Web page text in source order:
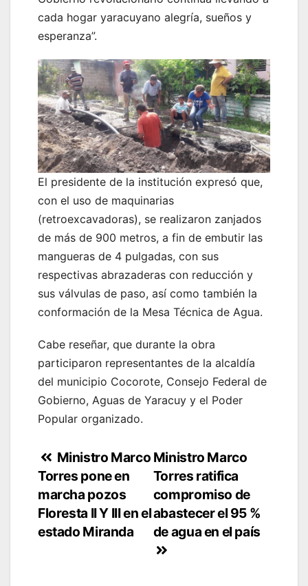
cada hogar yaracuyano alegría, sueños y
esperanza”.
El presidente de la institución expresó que,
con el uso de maquinarias
(retroexcavadoras), se realizaron zanjados
de más de 900 metros, a fin de embutir las
mangueras de 4 pulgadas, con sus
respectivas abrazaderas con reducción y
sus válvulas de paso, así como también la
conformación de la Mesa Técnica de Agua.
Cabe reseñar, que durante la obra
participaron representantes de la alcaldía
del municipio Cocorote, Consejo Federal de
Gobierno, Aguas de Yaracuy y el Poder
Popular organizado.
Navegación
de
entradas
Ministro Marco
Torres ratifica
compromiso de
abastecer el 95 %
de agua en el país
Ministro Marco
Torres pone en
marcha pozos
Floresta II Y III en el
estado Miranda